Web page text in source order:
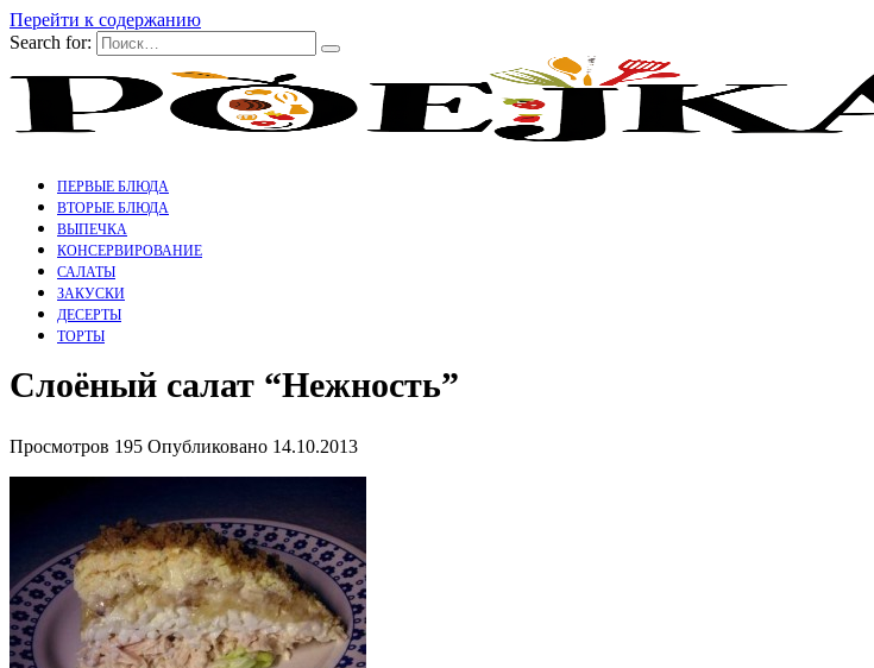
Перейти к содержанию
Search for:
ПЕРВЫЕ БЛЮДА
ВТОРЫЕ БЛЮДА
ВЫПЕЧКА
КОНСЕРВИРОВАНИЕ
САЛАТЫ
ЗАКУСКИ
ДЕСЕРТЫ
ТОРТЫ
Слоёный салат “Нежность”
Просмотров 195 Опубликовано 14.10.2013